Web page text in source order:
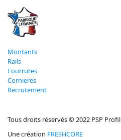
Montants
Rails
Fourrures
Cornieres
Recrutement
Tous droits réservés © 2022 PSP Profil
Une création FRESHCORE